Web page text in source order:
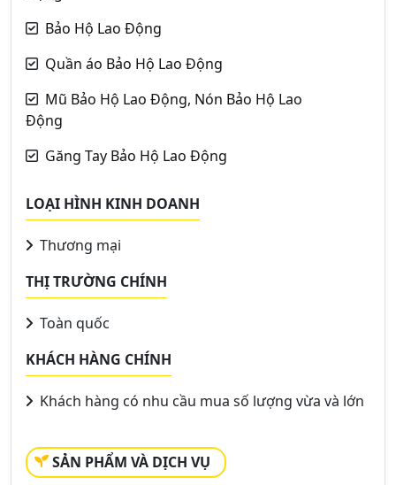
Bảo Hộ Lao Động
Quần áo Bảo Hộ Lao Động
Mũ Bảo Hộ Lao Động, Nón Bảo Hộ Lao
Động
Găng Tay Bảo Hộ Lao Động
LOẠI HÌNH KINH DOANH
Thương mại
THỊ TRƯỜNG CHÍNH
Toàn quốc
KHÁCH HÀNG CHÍNH
Khách hàng có nhu cầu mua số lượng vừa và lớn
SẢN PHẨM VÀ DỊCH VỤ